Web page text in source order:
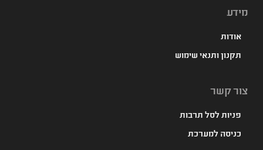
מידע
אודות
תקנון ותנאי שימוש
צור קשר
פניות לסל תרבות
כניסה למערכת